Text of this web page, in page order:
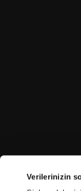
Verilerinizin